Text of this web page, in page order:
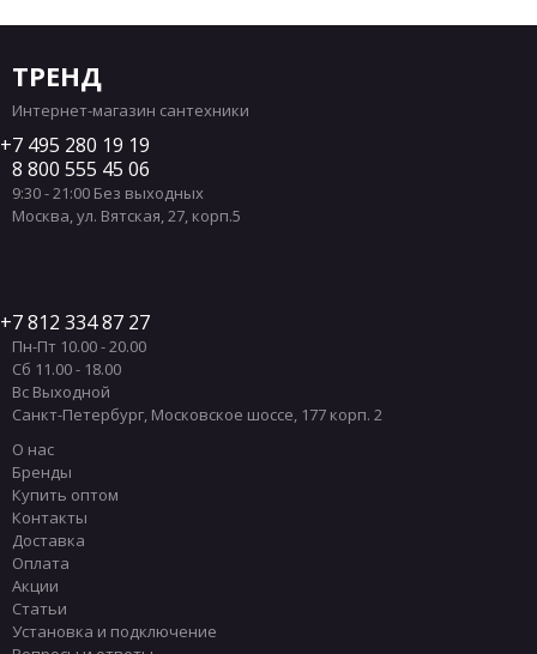
ТРЕНД
Интернет-магазин сантехники
7 495 280 19 19
8 800 555 45 06
9:30 - 21:00 Без выходных
Москва,ул. Вятская, 27, корп.5
7 812 334 87 27
Пн-Пт 10.00 - 20.00
Сб 11.00 - 18.00
Вс Выходной
Санкт-Петербург, Московское шоссе, 177 корп. 2
О нас
Бренды
Купить оптом
Контакты
Доставка
Оплата
Акции
Статьи
Установка и подключение